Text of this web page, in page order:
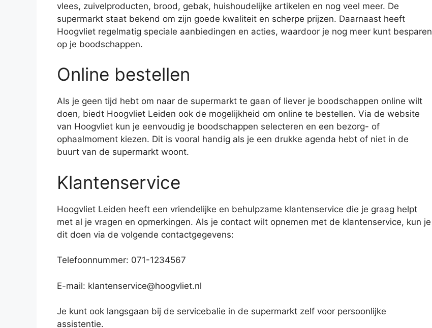
vlees, zuivelproducten, brood, gebak, huishoudelijke artikelen en nog veel meer. De
supermarkt staat bekend om zijn goede kwaliteit en scherpe prijzen. Daarnaast heeft
Hoogvliet regelmatig speciale aanbiedingen en acties, waardoor je nog meer kunt besparen
op je boodschappen.
Online bestellen
Als je geen tijd hebt om naar de supermarkt te gaan of liever je boodschappen online wilt
doen, biedt Hoogvliet Leiden ook de mogelijkheid om online te bestellen. Via de website
van Hoogvliet kun je eenvoudig je boodschappen selecteren en een bezorg- of
ophaalmoment kiezen. Dit is vooral handig als je een drukke agenda hebt of niet in de
buurt van de supermarkt woont.
Klantenservice
Hoogvliet Leiden heeft een vriendelijke en behulpzame klantenservice die je graag helpt
met al je vragen en opmerkingen. Als je contact wilt opnemen met de klantenservice, kun je
dit doen via de volgende contactgegevens:
Telefoonnummer: 071-1234567
E-mail: klantenservice@hoogvliet.nl
Je kunt ook langsgaan bij de servicebalie in de supermarkt zelf voor persoonlijke
assistentie.